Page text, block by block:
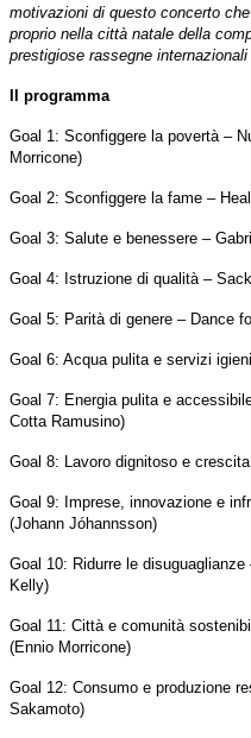
motivazioni di questo concerto
proprio nella città natale della
prestigiose rassegne
Il programma
Goal 1: Sconfiggere la povertà –
Morricone)
Goal 2: Sconfiggere la fame –
Goal 3: Salute e benessere –
Goal 4: Istruzione di qualità –
Goal 5: Parità di genere – Dance
Goal 6: Acqua pulita e servizi
Goal 7: Energia pulita e
Cotta Ramusino)
Goal 8: Lavoro dignitoso e
Goal 9: Imprese, innovazione e
(Johann Jóhannsson)
Goal 10: Ridurre le
Kelly)
Goal 11: Città e comunità
(Ennio Morricone)
Goal 12: Consumo e produzione
Sakamoto)